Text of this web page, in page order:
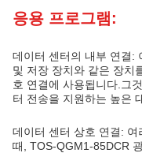
응용 프로그램:
데이터 센터의 내부 연결:
및 저장 장치와 같은 장치
호 연결에 사용됩니다.그
터 전송을 지원하는 높은
데이터 센터 상호 연결:
때, TOS-QGM1-85DCR